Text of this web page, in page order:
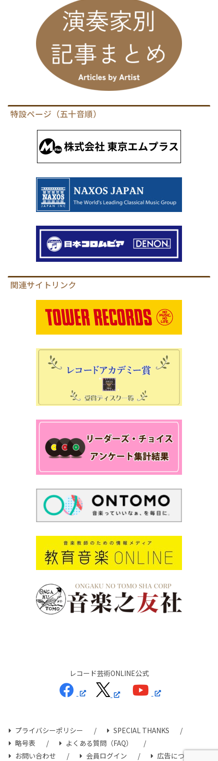
特設ページ（五十音順）
関連サイトリンク
レコード芸術ONLINE公式
プライバシーポリシー
SPECIAL THANKS
略号表
よくある質問（FAQ）
お問い合わせ
会員ログイン 広告について